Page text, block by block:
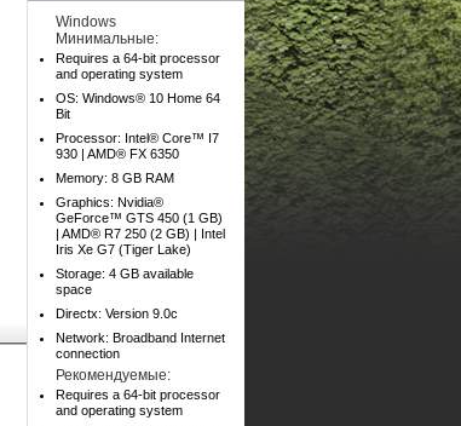
Windows
Минимальные:
Requires a 64-bit processor
and operating system
OS: Windows® 10 Home 64
Bit
Processor: Intel® Core™ I7
930 | AMD® FX 6350
Memory: 8 GB RAM
Graphics: Nvidia®
GeForce™ GTS 450 (1 GB)
| AMD® R7 250 (2 GB) | Intel
Iris Xe G7 (Tiger Lake)
Storage: 4 GB available
space
Directx: Version 9.0c
Network: Broadband Internet
connection
Рекомендуемые:
Requires a 64-bit processor
and operating system